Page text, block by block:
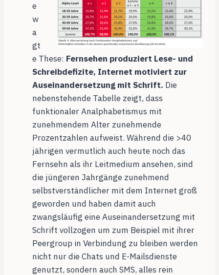
e
w
a
gt
e These: Fernsehen produziert Lese- und
Schreibdefizite, Internet motiviert zur
Auseinandersetzung mit Schrift. Die
nebenstehende Tabelle zeigt, dass
funktionaler Analphabetismus mit
zunehmendem Alter zunehmende
Prozentzahlen aufweist. Während die >40
jährigen vermutlich auch heute noch das
Fernsehn als ihr Leitmedium ansehen, sind
die jüngeren Jahrgänge zunehmend
selbstverständlicher mit dem Internet groß
geworden und haben damit auch
zwangsläufig eine Auseinandersetzung mit
Schrift vollzogen um zum Beispiel mit ihrer
Peergroup in Verbindung zu bleiben werden
nicht nur die Chats und E-Mailsdienste
genutzt, sondern auch SMS, alles rein